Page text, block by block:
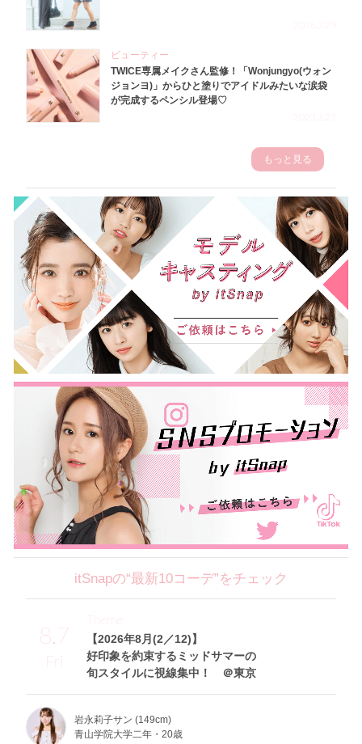
ビューティー
TWICE専属メイクさん監修！「Wonjungyo(ウォン
ジョンヨ)」からひと塗りでアイドルみたいな涙袋
が完成するペンシル登場♡
もっと見る
itSnapの“最新10コーデ”をチェック
8.7
Fri
【2026年8月(2／12)】
好印象を約束するミッドサマーの
旬スタイルに視線集中！ ＠東京
Theme
岩永莉子サン (149cm)
青山学院大学二年・20歳